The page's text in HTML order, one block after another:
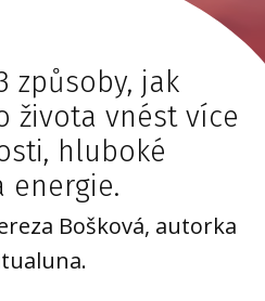
způsoby, jak
života vnést více
hluboké
energie.
Bošková, autorka